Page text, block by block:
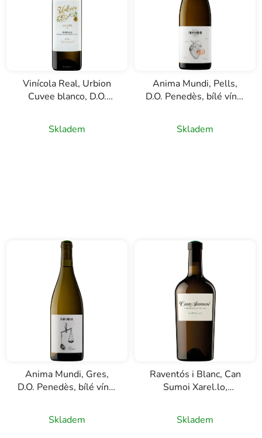
Vinícola Real, Urbion
Cuvee blanco, D.O.
Skladem
Anima Mundi, Pells,
D.O. Penedès, bílé víno,
Skladem
Anima Mundi, Gres,
D.O. Penedès, bílé víno,
Skladem
Raventós i Blanc, Can
Sumoi Xarel.lo,
0,75l
Skladem